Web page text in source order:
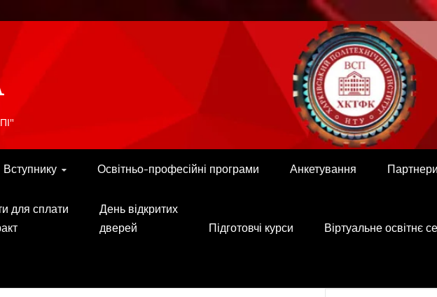
Вступнику Освітньо-професійні програми Анкетування Партнери
для сплати
День відкритих
дверей
Підготовчі курси Віртуальне освітнє